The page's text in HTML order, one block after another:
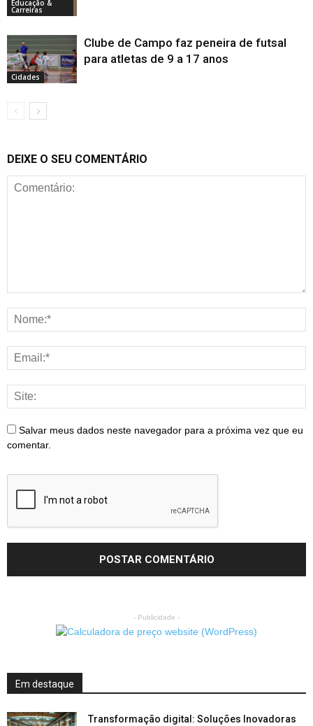
Educação &
Carreiras
Cidades
Clube de Campo faz peneira de futsal
para atletas de 9 a 17 anos
DEIXE O SEU COMENTÁRIO
Salvar meus dados neste navegador para a próxima vez que eu
comentar.
- Publicidade -
Em destaque
Transformação digital: Soluções Inovadoras